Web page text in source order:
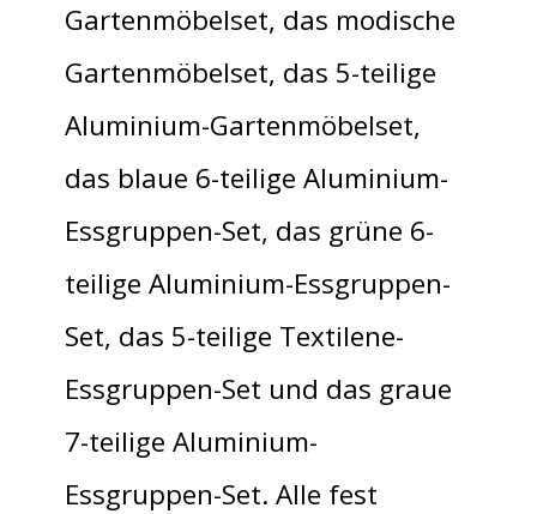
Gartenmöbelset, das modische
Gartenmöbelset, das 5-teilige
Aluminium-Gartenmöbelset,
das blaue 6-teilige Aluminium-
Essgruppen-Set, das grüne 6-
teilige Aluminium-Essgruppen-
Set, das 5-teilige Textilene-
Essgruppen-Set und das graue
7-teilige Aluminium-
Essgruppen-Set. Alle fest